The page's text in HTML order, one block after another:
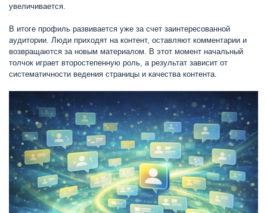
увеличивается.
В итоге профиль развивается уже за счет заинтересованной
аудитории. Люди приходят на контент, оставляют комментарии и
возвращаются за новым материалом. В этот момент начальный
толчок играет второстепенную роль, а результат зависит от
систематичности ведения страницы и качества контента.